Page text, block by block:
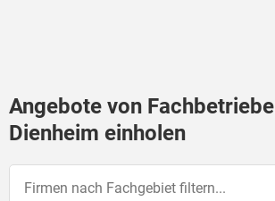
Angebote von
Dienheim einholen